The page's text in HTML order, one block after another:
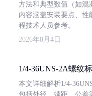
方法和典型数值（如混
内容涵盖安装要点、
程技术人员参考。
2026年8月4日
1/4-36UNS-2A螺纹
本文详细解析1/4-
包括外径、螺距、公差